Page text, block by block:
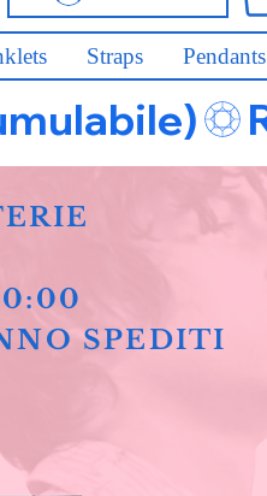
Straps Pendants
SPEDITI